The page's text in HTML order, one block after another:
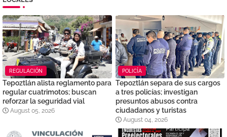
REGULACIÓN
Tepoztlán alista reglamento para
regular cuatrimotos; buscan
reforzar la seguridad vial
August 05, 2026
POLICÍA
Tepoztlán separa de sus cargos
a tres policías; investigan
presuntos abusos contra
ciudadanos y turistas
August 04, 2026